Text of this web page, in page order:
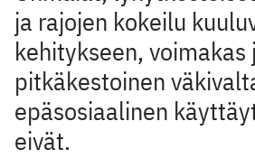
ja rajojen kokeilu
kehitykseen, voimakas
pitkäkestoinen
epäsosiaalinen
eivät.